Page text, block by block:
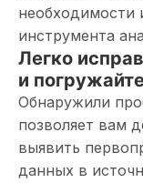
необходимости
инструмента
Легко
и
Обнаружили
позволяет вам
выявить
данных в